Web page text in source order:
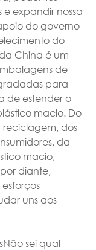
expandir nossa
do governo
do
China é um
de
para
de estender o
macio. Do
dos
da
macio,
diante,
uns aos
sei qual